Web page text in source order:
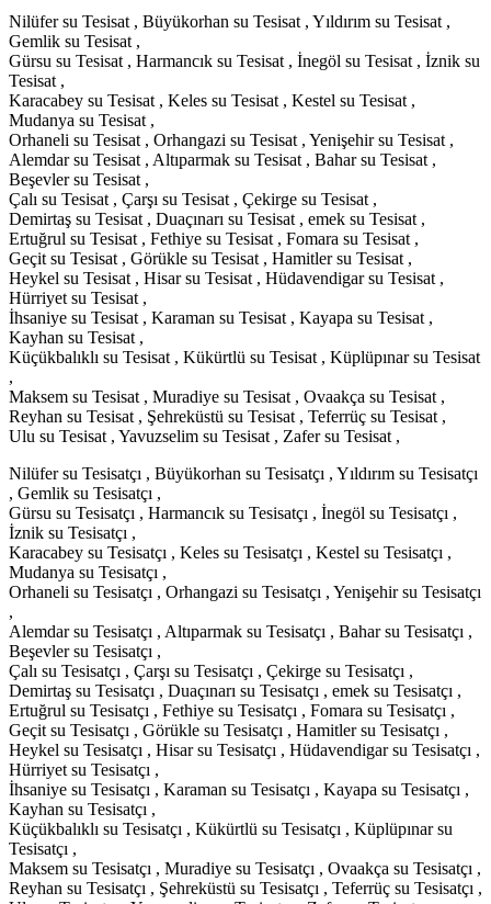
Nilüfer su Tesisat , Büyükorhan su Tesisat , Yıldırım su Tesisat ,
Gemlik su Tesisat ,
Gürsu su Tesisat , Harmancık su Tesisat , İnegöl su Tesisat , İznik su
Tesisat ,
Karacabey su Tesisat , Keles su Tesisat , Kestel su Tesisat ,
Mudanya su Tesisat ,
Orhaneli su Tesisat , Orhangazi su Tesisat , Yenişehir su Tesisat ,
Alemdar su Tesisat , Altıparmak su Tesisat , Bahar su Tesisat ,
Beşevler su Tesisat ,
Çalı su Tesisat , Çarşı su Tesisat , Çekirge su Tesisat ,
Demirtaş su Tesisat , Duaçınarı su Tesisat , emek su Tesisat ,
Ertuğrul su Tesisat , Fethiye su Tesisat , Fomara su Tesisat ,
Geçit su Tesisat , Görükle su Tesisat , Hamitler su Tesisat ,
Heykel su Tesisat , Hisar su Tesisat , Hüdavendigar su Tesisat ,
Hürriyet su Tesisat ,
İhsaniye su Tesisat , Karaman su Tesisat , Kayapa su Tesisat ,
Kayhan su Tesisat ,
Küçükbalıklı su Tesisat , Kükürtlü su Tesisat , Küplüpınar su Tesisat
,
Maksem su Tesisat , Muradiye su Tesisat , Ovaakça su Tesisat ,
Reyhan su Tesisat , Şehreküstü su Tesisat , Teferrüç su Tesisat ,
Ulu su Tesisat , Yavuzselim su Tesisat , Zafer su Tesisat ,
Nilüfer su Tesisatçı , Büyükorhan su Tesisatçı , Yıldırım su Tesisatçı
, Gemlik su Tesisatçı ,
Gürsu su Tesisatçı , Harmancık su Tesisatçı , İnegöl su Tesisatçı ,
İznik su Tesisatçı ,
Karacabey su Tesisatçı , Keles su Tesisatçı , Kestel su Tesisatçı ,
Mudanya su Tesisatçı ,
Orhaneli su Tesisatçı , Orhangazi su Tesisatçı , Yenişehir su Tesisatçı
,
Alemdar su Tesisatçı , Altıparmak su Tesisatçı , Bahar su Tesisatçı ,
Beşevler su Tesisatçı ,
Çalı su Tesisatçı , Çarşı su Tesisatçı , Çekirge su Tesisatçı ,
Demirtaş su Tesisatçı , Duaçınarı su Tesisatçı , emek su Tesisatçı ,
Ertuğrul su Tesisatçı , Fethiye su Tesisatçı , Fomara su Tesisatçı ,
Geçit su Tesisatçı , Görükle su Tesisatçı , Hamitler su Tesisatçı ,
Heykel su Tesisatçı , Hisar su Tesisatçı , Hüdavendigar su Tesisatçı ,
Hürriyet su Tesisatçı ,
İhsaniye su Tesisatçı , Karaman su Tesisatçı , Kayapa su Tesisatçı ,
Kayhan su Tesisatçı ,
Küçükbalıklı su Tesisatçı , Kükürtlü su Tesisatçı , Küplüpınar su
Tesisatçı ,
Maksem su Tesisatçı , Muradiye su Tesisatçı , Ovaakça su Tesisatçı ,
Reyhan su Tesisatçı , Şehreküstü su Tesisatçı , Teferrüç su Tesisatçı ,